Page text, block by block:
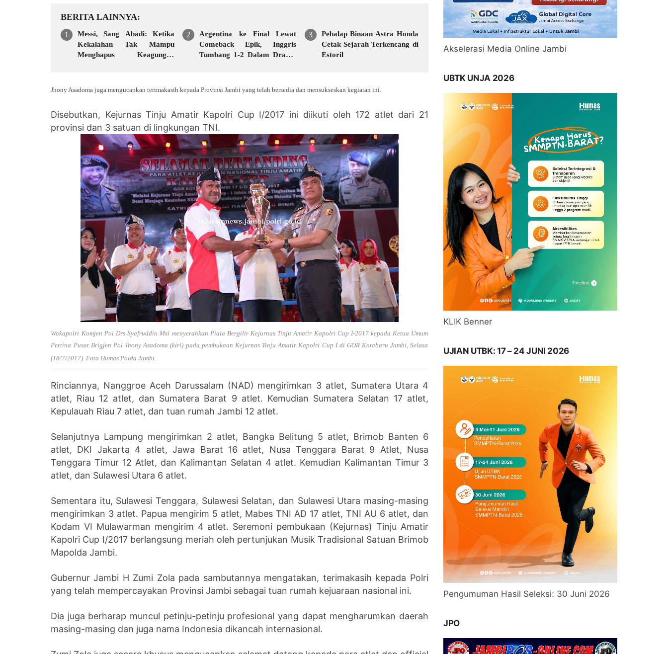
BERITA LAINNYA
Messi, Sang Abadi: Ketika
Kekalahan Tak Mampu
Menghapus Keagungan
Argentina ke Final Lewat
Comeback Epik, Inggris
Tumbang 1-2 Dalam Drama
Pebalap Binaan Astra Honda
Cetak Sejarah Terkencang di
Estoril
Jhony Asadoma juga mengucapkan terimakasih kepada Provinsi Jambi yang telah bersedia dan mensukseskan kegiatan ini.
Disebutkan, Kejurnas Tinju Amatir Kapolri Cup I/2017 ini diikuti oleh 172 atlet dari 21
provinsi dan 3 satuan di lingkungan TNI.
Wakapolri Komjen Pol Drs Syafruddin Msi menyerahkan Piala Bergilir Kejurnas Tinju Amatir Kapolri Cup I-2017 kepada Ketua Umum
Pertina Pusat Brigjen PolJhony Asadoma (kiri) pada pembukaan Kejurnas Tinju Amatir Kapolri Cup I di GOR Kotabaru Jambi, Selasa
(18/7/2017). Foto Humas Polda Jambi.
Rinciannya, Nanggroe Aceh Darussalam (NAD) mengirimkan 3 atlet, Sumatera Utara 4
atlet, Riau 12 atlet, dan Sumatera Barat 9 atlet. Kemudian Sumatera Selatan 17 atlet,
Kepulauah Riau 7 atlet, dan tuan rumah Jambi 12 atlet.
Selanjutnya Lampung mengirimkan 2 atlet, Bangka Belitung 5 atlet, Brimob Banten 6
atlet, DKI Jakarta 4 atlet, Jawa Barat 16 atlet, Nusa Tenggara Barat 9 Atlet, Nusa
Tenggara Timur 12 Atlet, dan Kalimantan Selatan 4 atlet. Kemudian Kalimantan Timur 3
atlet, dan Sulawesi Utara 6 atlet.
Sementara itu, Sulawesi Tenggara, Sulawesi Selatan, dan Sulawesi Utara masing-masing
mengirimkan 3 atlet. Papua mengirim 5 atlet, Mabes TNI AD 17 atlet, TNI AU 6 atlet, dan
Kodam VI Mulawarman mengirim 4 atlet. Seremoni pembukaan (Kejurnas) Tinju Amatir
Kapolri Cup I/2017 berlangsung meriah oleh pertunjukan Musik Tradisional Satuan Brimob
Mapolda Jambi.
Gubernur Jambi H Zumi Zola pada sambutannya mengatakan, terimakasih kepada Polri
yang telah mempercayakan Provinsi Jambi sebagai tuan rumah kejuaraan nasional ini.
Dia juga berharap muncul petinju-petinju profesional yang dapat mengharumkan daerah
masing-masing dan juga nama Indonesia dikancah internasional.
Akselerasi Media Online Jambi
UBTK UNJA 2026
KLIK Benner
UJIAN UTBK: 17 – 24 JUNI 2026
Pengumuman Hasil Seleksi: 30 Juni 2026
JPO